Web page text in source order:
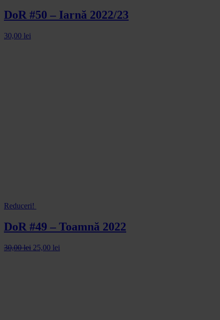
DoR #50 – Iarnă 2022/23
30,00 lei
Reduceri!
DoR #49 – Toamnă 2022
30,00lei 25,00 lei